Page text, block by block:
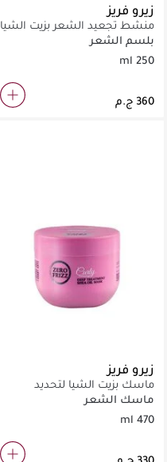
زيرو فريز
منشط تجعيد الشعر بزيت الشيا
250 مل
بلسم الشعر
250 ml
زيرو فريز
ماسك بزيت الشيا لتحديد
وتجعيد الشعر 470 مل
ماسك الشعر
470 ml